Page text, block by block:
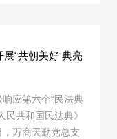
“共朝美好 典亮
应第六个“民法典
共和国民法典》
万商天勤党总支